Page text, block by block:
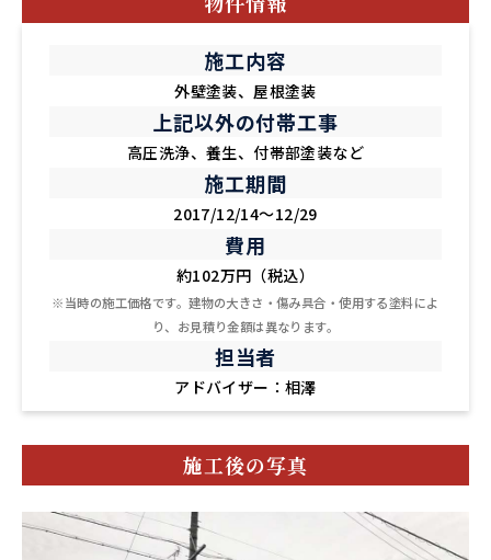
施工内容
外壁塗装、屋根塗装
上記以外の付帯工事
高圧洗浄、養生、付帯部塗装など
施工期間
2017/12/14～12/29
費用
約102万円（税込）
※当時の施工価格です。建物の大きさ・傷み具合・使用する塗料によ
り、お見積り金額は異なります。
担当者
アドバイザー：相澤
施工後の写真